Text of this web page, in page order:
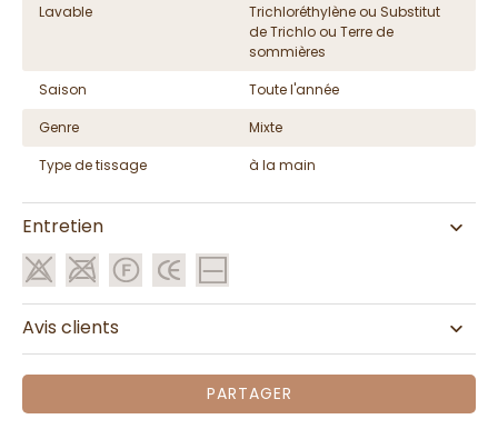
Lavable
Trichloréthylène ou Substitut
de Trichlo ou Terre de
sommières
Saison
Toute l'année
Genre
Mixte
Type de tissage
à la main
Entretien
Avis clients
PARTAGER